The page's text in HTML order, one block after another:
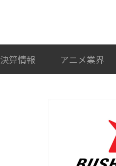
決算情報 アニメ業界